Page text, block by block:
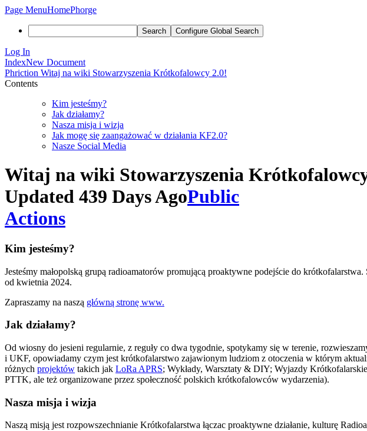
Page MenuHomePhorge
Search Configure Global Search
Log In
IndexNew Document
Phriction Witaj na wiki Stowarzyszenia Krótkofalowcy 2.0!
Contents
Kim jesteśmy?
Jak działamy?
Nasza misja i wizja
Jak mogę się zaangażować w działania KF2.0?
Nasze Social Media
Witaj na wiki Stowarzyszenia
Updated 439 Days AgoPublic
Actions
Kim jesteśmy?
Jesteśmy małopolską grupą radioamatorów promującą proaktywne podejście do
od kwietnia 2024.
Zapraszamy na naszą główną stronę www.
Jak działamy?
Od wiosny do jesieni regularnie, z reguły co dwa tygodnie, spotykamy się w terenie,
i UKF, opowiadamy czym jest krótkofalarstwo zajawionym ludziom z otoczenia w którym
różnych projektów takich jak LoRa APRS; Wykłady, Warsztaty & DIY; Wyjazdy
PTTK, ale też organizowane przez społeczność polskich krótkofalowców wydarzenia).
Nasza misja i wizja
Naszą misją jest rozpowszechnianie Krótkofalarstwa łączac proaktywne działanie, kulturę